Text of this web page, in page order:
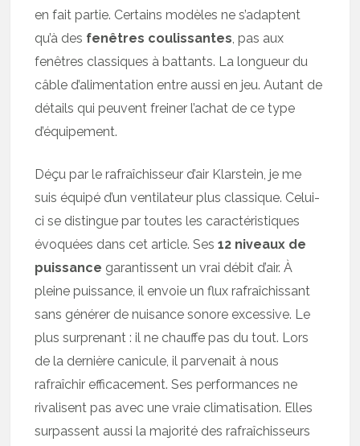
en fait partie. Certains modèles ne s’adaptent
qu’à des fenêtres coulissantes, pas aux
fenêtres classiques à battants. La longueur du
câble d’alimentation entre aussi en jeu. Autant de
détails qui peuvent freiner l’achat de ce type
d’équipement.
Déçu par le rafraîchisseur d’air Klarstein, je me
suis équipé d’un ventilateur plus classique. Celui-
ci se distingue par toutes les caractéristiques
évoquées dans cet article. Ses12 niveaux de
puissance garantissent un vrai débit d’air. À
pleine puissance, il envoie un flux rafraîchissant
sans générer de nuisance sonore excessive. Le
plus surprenant : il ne chauffe pas du tout. Lors
de la dernière canicule, il parvenait à nous
rafraîchir efficacement. Ses performances ne
rivalisent pas avec une vraie climatisation. Elles
surpassent aussi la majorité des rafraîchisseurs